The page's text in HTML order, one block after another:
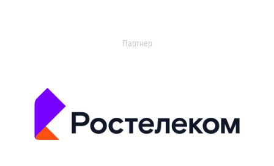
Партнер